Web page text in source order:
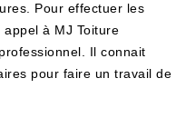
Pour effectuer les
à MJ Toiture
Il connait
pour faire un travail de